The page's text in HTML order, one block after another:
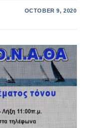
OCTOBER 9, 2020